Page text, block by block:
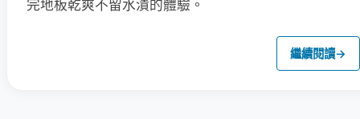
完地板乾爽不留水漬的體驗。
繼續閱讀→